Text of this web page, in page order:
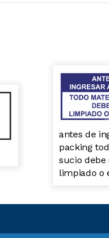
antes de
packing
sucio debe
limpiado o